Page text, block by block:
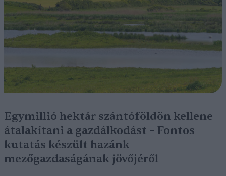
Egymillió hektár szántóföldön kellene
átalakítani a gazdálkodást – Fontos
kutatás készült hazánk
mezőgazdaságának jövőjéről